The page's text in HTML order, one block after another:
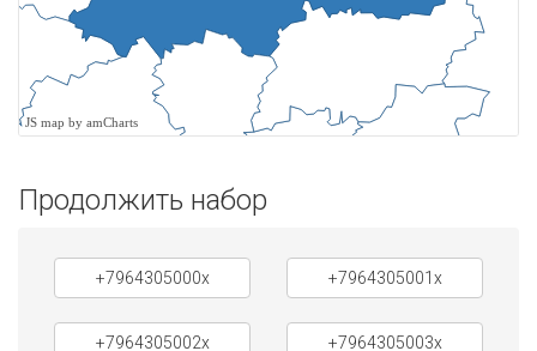
JS map by amCharts
Продолжить набор
+7964305000x +7964305001x
+7964305002x +7964305003x